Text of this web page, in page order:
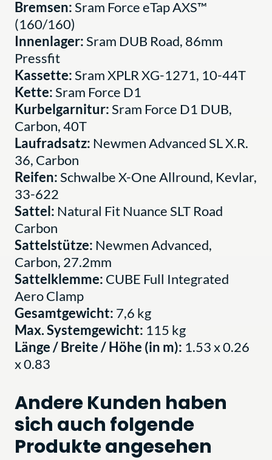
Bremsen:Sram Force eTap AXS™
(160/160)
Innenlager:Sram DUB Road, 86mm
Pressfit
Kassette:Sram XPLR XG-1271, 10-44T
Kette:Sram Force D1
Kurbelgarnitur:Sram Force D1 DUB,
Carbon, 40T
Laufradsatz: Newmen Advanced SL X.R.
36, Carbon
Reifen:Schwalbe X-One Allround, Kevlar,
33-622
Sattel: Natural Fit Nuance SLT Road
Carbon
Sattelstütze: Newmen Advanced,
Carbon, 27.2mm
Sattelklemme: CUBE Full Integrated
Aero Clamp
Gesamtgewicht: 7,6 kg
Max. Systemgewicht: 115 kg
Länge / Breite / Höhe (in m): 1.53 x 0.26
x 0.83
Andere Kunden haben
sich auch folgende
Produkte angesehen